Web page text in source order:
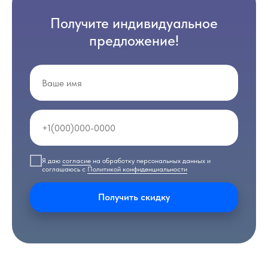
Получите индивидуальное
предложение!
Я даю согласие на обработку персональных данных и
соглашаюсь с Политикой конфиденциальности
Получить скидку